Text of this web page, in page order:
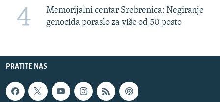
4
Memorijalni centar Srebrenica: Negiranje
genocida poraslo za više od 50 posto
PRATITE NAS